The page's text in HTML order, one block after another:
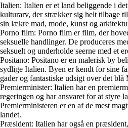
Italien: Italien er et land beliggende i
kulturarv, der strækker sig helt tilbage
sin lækre mad, mode, kunst og
Porno film: Porno film er film, der
seksuelle handlinger. De produceres
seksuelt og underholde seerne med et
Positano: Positano er en malerisk by
sydlige Italien. Byen er kendt for sine
gader og fantastiske udsigt over det blå
Premierminister: Italien har en
regeringen og har ansvaret for at styre
Premierministeren er en af de mest
landet.
Præsident: Italien har også en